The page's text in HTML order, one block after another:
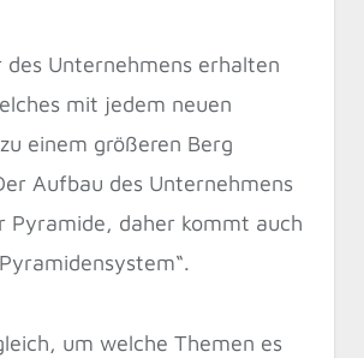
des Unternehmens erhalten
mit jedem neuen
einem größeren Berg
Aufbau des Unternehmens
Pyramide, daher kommt auch
um welche Themen es